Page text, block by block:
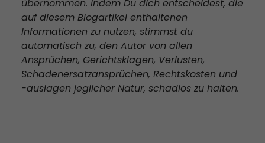
übernommen. Indem Du dich entscheidest, die
auf diesem Blogartikel enthaltenen
Informationen zu nutzen, stimmst du
automatisch zu, den Autor von allen
Ansprüchen, Gerichtsklagen, Verlusten,
Schadenersatzansprüchen, Rechtskosten und
-auslagen jeglicher Natur, schadlos zu halten.